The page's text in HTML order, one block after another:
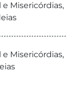
e Misericórdias,
e Misericórdias,